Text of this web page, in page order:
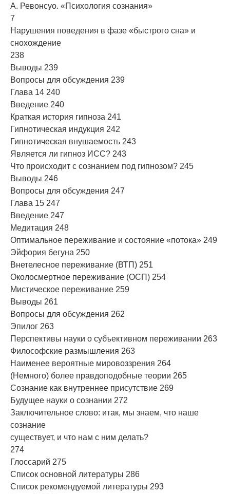
А. Ревонсуо. «Психология сознания»
7
Нарушения поведения в фазе «быстрого сна» и
снохождение
238
Выводы 239
Вопросы для обсуждения 239
Глава 14 240
Введение 240
Краткая история гипноза 241
Гипнотическая индукция 242
Гипнотическая внушаемость 243
Является ли гипноз ИСС? 243
Что происходит с сознанием под гипнозом? 245
Выводы 246
Вопросы для обсуждения 247
Глава 15 247
Введение 247
Медитация 248
Оптимальное переживание и состояние «потока» 249
Эйфория бегуна 250
Внетелесное переживание (ВТП) 251
Околосмертное переживание (ОСП) 254
Мистическое переживание 259
Выводы 261
Вопросы для обсуждения 262
Эпилог 263
Перспективы науки о субъективном переживании 263
Философские размышления 263
Наименее вероятные мировоззрения 264
(Немного) более правдоподобные теории 265
Сознание как внутреннее присутствие 269
Будущее науки о сознании 272
Заключительное слово: итак, мы знаем, что наше
сознание
существует, и что нам с ним делать?
274
Глоссарий 275
Список основной литературы 286
Список рекомендуемой литературы 293